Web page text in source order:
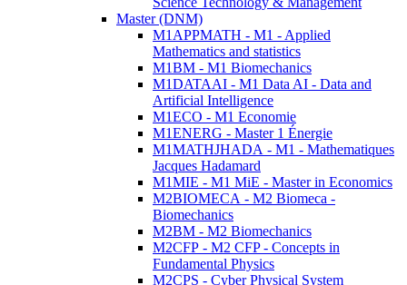
Master (DNM)
M1APPMATH - M1 - Applied
Mathematics and statistics
M1BM - M1 Biomechanics
M1DATAAI - M1 Data AI - Data and
Artificial Intelligence
M1ECO - M1 Economie
M1ENERG - Master 1 Énergie
M1MATHJHADA - M1 - Mathematiques
Jacques Hadamard
M1MIE - M1 MiE - Master in Economics
M2BIOMECA - M2 Biomeca -
Biomechanics
M2BM - M2 Biomechanics
M2CFP - M2 CFP - Concepts in
Fundamental Physics
M2CPS - Cyber Physical System